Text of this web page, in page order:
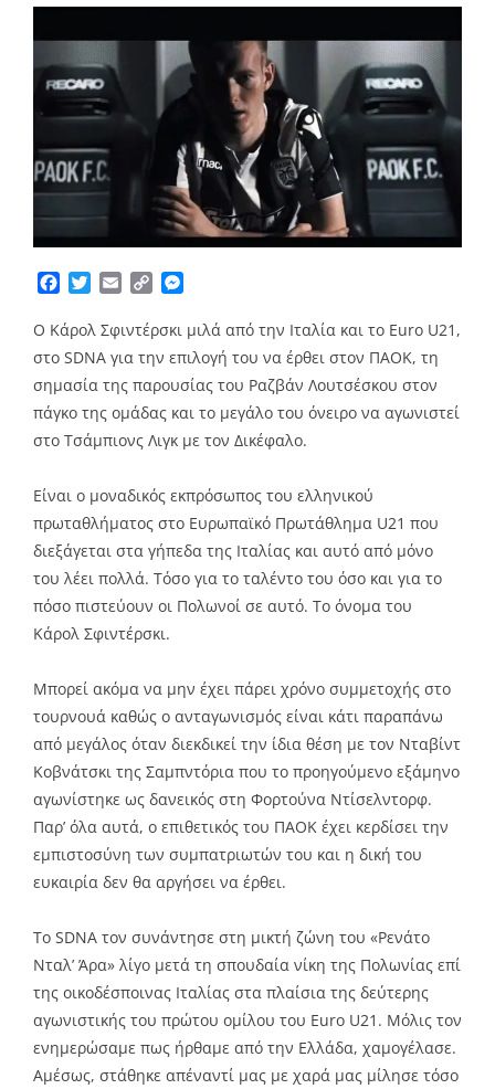
Facebook
TwitterEmailCopy
Ο Κάρολ Σφιντέρσκι μιλά από την Ιταλία και το Euro U21,
στο SDNA για την επιλογή του να έρθει στον ΠΑΟΚ, τη
σημασία της παρουσίας του Ραζβάν Λουτσέσκου στον
πάγκο της ομάδας και το μεγάλο του όνειρο να αγωνιστεί
στο Τσάμπιονς Λιγκ με τον Δικέφαλο.
Είναι ο μοναδικός εκπρόσωπος του ελληνικού
πρωταθλήματος στο Ευρωπαϊκό Πρωτάθλημα U21 που
διεξάγεται στα γήπεδα της Ιταλίας και αυτό από μόνο
του λέει πολλά. Τόσο για το ταλέντο του όσο και για το
πόσο πιστεύουν οι Πολωνοί σε αυτό. Το όνομα του
Κάρολ Σφιντέρσκι.
Μπορεί ακόμα να μην έχει πάρει χρόνο συμμετοχής στο
τουρνουά καθώς ο ανταγωνισμός είναι κάτι παραπάνω
από μεγάλος όταν διεκδικεί την ίδια θέση με τον Νταβίντ
Κοβνάτσκι της Σαμπντόρια που το προηγούμενο εξάμηνο
αγωνίστηκε ως δανεικός στη Φορτούνα Ντίσελντορφ.
Παρ’ όλα αυτά, ο επιθετικός του ΠΑΟΚ έχει κερδίσει την
εμπιστοσύνη των συμπατριωτών του και η δική του
ευκαιρία δεν θα αργήσει να έρθει.
Το SDNA τον συνάντησε στη μικτή ζώνη του «Ρενάτο
Νταλ’ Άρα» λίγο μετά τη σπουδαία νίκη της Πολωνίας επί
της οικοδέσποινας Ιταλίας στα πλαίσια της δεύτερης
αγωνιστικής του πρώτου ομίλου του Euro U21. Μόλις τον
ενημερώσαμε πως ήρθαμε από την Ελλάδα, χαμογέλασε.
Αμέσως, στάθηκε απέναντί μας με χαρά μας μίλησε τόσο